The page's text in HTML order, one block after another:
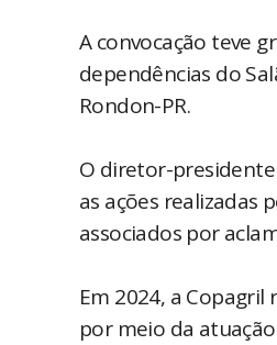
A convocação teve
dependências do
Rondon-PR.
O diretor-
as ações realizadas
associados por
Em 2024, a
por meio da